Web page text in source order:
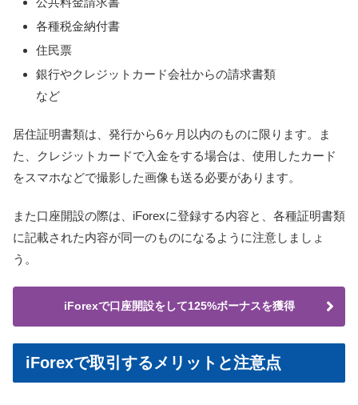
各種税金納付書
住民票
銀行やクレジットカード会社からの請求書類
など
居住証明書類は、発行から6ヶ月以内のものに限ります。ま
た、クレジットカードで入金をする場合は、使用したカード
をスマホなどで撮影した画像も送る必要があります。
また口座開設の際は、iForexに登録する内容と、各種証明書類
に記載された内容が同一のものになるように注意しましょ
う。
iForexで口座開設をして125%ボーナスを獲得
iForexで取引するメリットと注意点